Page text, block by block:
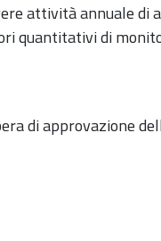
attività annuale
quantitativi di
di approvazione